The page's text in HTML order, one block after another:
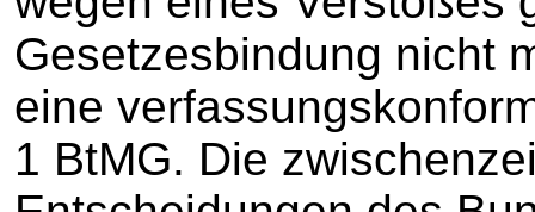
Gesetzesbindung nicht
eine
1 BtMG. Die